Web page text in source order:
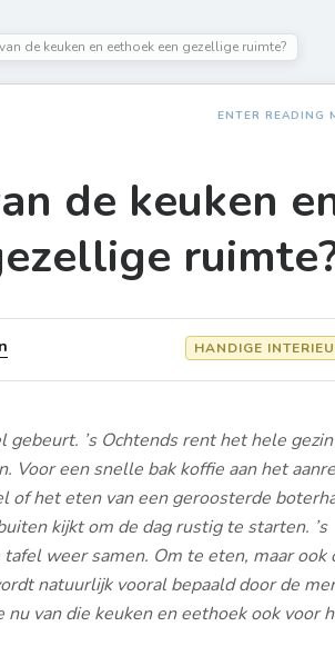
de keuken en eethoek een gezellige ruimte?
ENTER READING
de keuken
HANDIGE
gebeurt. ’s Ochtends rent het hele
Voor een snelle bak koffie aan het
of het eten van een geroosterde
kijkt om de dag rustig te starten. ’s
weer samen. Om te eten, maar ook
natuurlijk vooral bepaald door de
van die keuken en eethoek ook voor